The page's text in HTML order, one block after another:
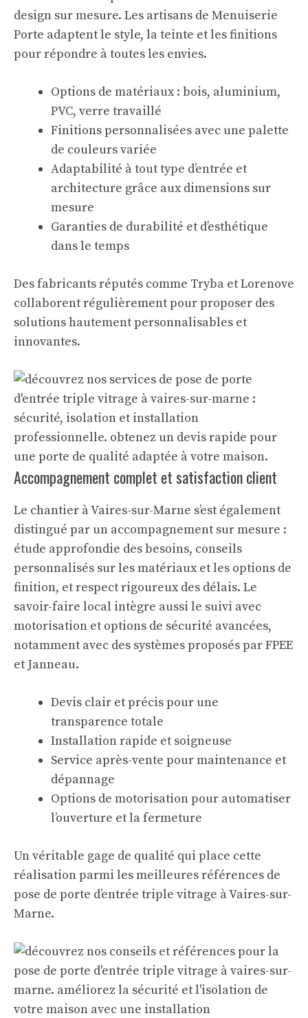
design sur mesure. Les artisans de Menuiserie
Porte adaptent le style, la teinte et les finitions
pour répondre à toutes les envies.
Options de matériaux : bois, aluminium,
PVC, verre travaillé
Finitions personnalisées avec une palette
de couleurs variée
Adaptabilité à tout type d’entrée et
architecture grâce aux dimensions sur
mesure
Garanties de durabilité et d’esthétique
dans le temps
Des fabricants réputés comme Tryba et Lorenove
collaborent régulièrement pour proposer des
solutions hautement personnalisables et
innovantes.
Accompagnement complet et satisfaction client
Le chantier à Vaires-sur-Marne s’est également
distingué par un accompagnement sur mesure :
étude approfondie des besoins, conseils
personnalisés sur les matériaux et les options de
finition, et respect rigoureux des délais. Le
savoir-faire local intègre aussi le suivi avec
motorisation et options de sécurité avancées,
notamment avec des systèmes proposés par FPEE
et Janneau.
Devis clair et précis pour une
transparence totale
Installation rapide et soigneuse
Service après-vente pour maintenance et
dépannage
Options de motorisation pour automatiser
l’ouverture et la fermeture
Un véritable gage de qualité qui place cette
réalisation parmi les meilleures références de
pose de porte d’entrée triple vitrage à Vaires-sur-
Marne.